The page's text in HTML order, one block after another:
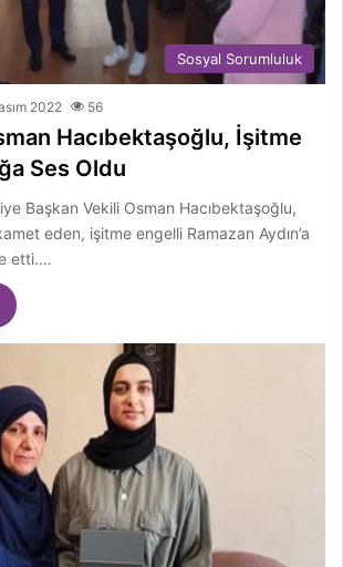
Sosyal Sorumluluk
2022 56
Hacıbektaşoğlu, İşitme
Ses Oldu
Başkan Vekili Osman Hacıbektaşoğlu,
eden, işitme engelli Ramazan Aydın’a
etti.…